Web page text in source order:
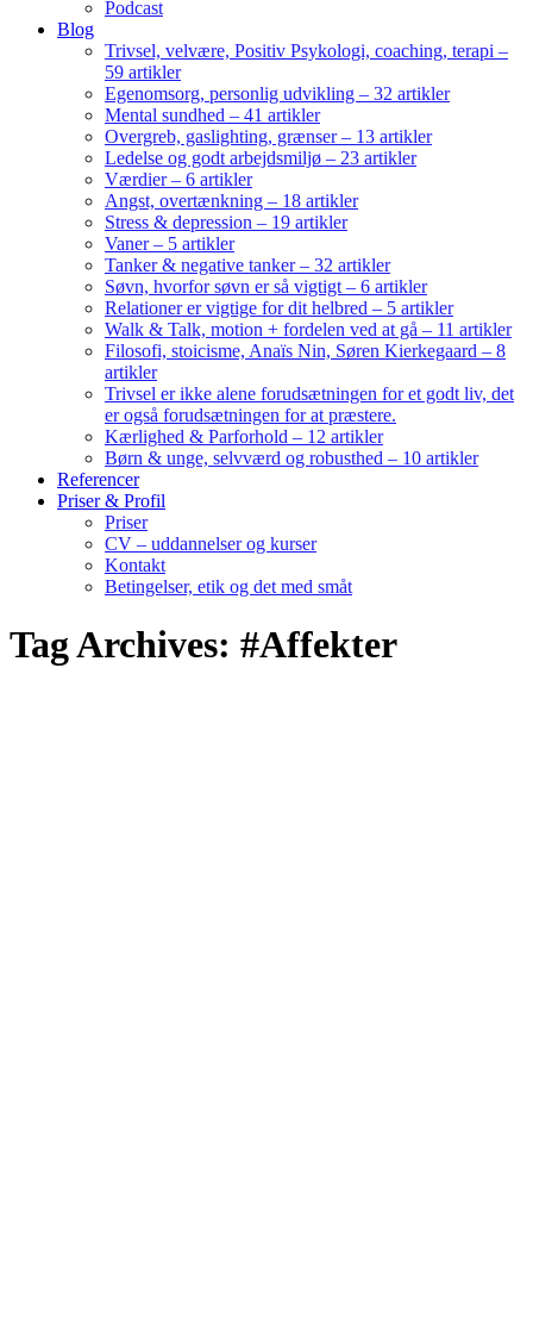
Podcast
Blog
Trivsel, velvære, Positiv Psykologi, coaching, terapi –
59 artikler
Egenomsorg, personlig udvikling – 32 artikler
Mental sundhed – 41 artikler
Overgreb, gaslighting, grænser – 13 artikler
Ledelse og godt arbejdsmiljø – 23 artikler
Værdier – 6 artikler
Angst, overtænkning – 18 artikler
Stress & depression – 19 artikler
Vaner – 5 artikler
Tanker & negative tanker – 32 artikler
Søvn, hvorfor søvn er så vigtigt – 6 artikler
Relationer er vigtige for dit helbred – 5 artikler
Walk & Talk, motion + fordelen ved at gå – 11 artikler
Filosofi, stoicisme, Anaïs Nin, Søren Kierkegaard – 8
artikler
Trivsel er ikke alene forudsætningen for et godt liv, det
er også forudsætningen for at præstere.
Kærlighed & Parforhold – 12 artikler
Børn & unge, selvværd og robusthed – 10 artikler
Referencer
Priser & Profil
Priser
CV – uddannelser og kurser
Kontakt
Betingelser, etik og det med småt
Tag Archives: #Affekter